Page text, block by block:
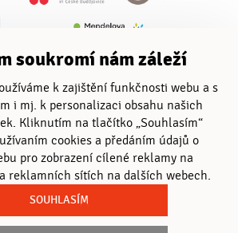
soukromí nám záleží
k zajištění funkčnosti webu a s
i mj. k personalizaci obsahu našich
Kliknutím na tlačítko „Souhlasím“
cookies a předáním údajů o
pro zobrazení cílené reklamy na
reklamních sítích na dalších webech.
SOUHLASÍM